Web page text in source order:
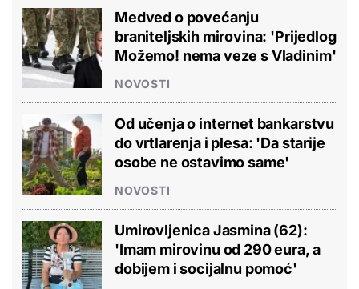
Medved o povećanju
braniteljskih mirovina: 'Prijedlog
Možemo! nema veze s Vladinim'
NOVOSTI
Od učenja o internet bankarstvu
do vrtlarenja i plesa: 'Da starije
osobe ne ostavimo same'
NOVOSTI
Umirovljenica Jasmina (62):
'Imam mirovinu od 290 eura, a
dobijem i socijalnu pomoć'